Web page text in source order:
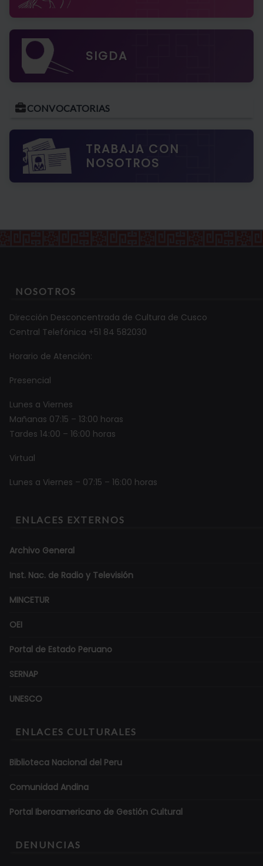
SIGDA
CONVOCATORIAS
TRABAJA CON
NOSOTROS
NOSOTROS
Dirección Desconcentrada de Cultura de Cusco
Central Telefónica +51 84 582030
Horario de Atención:
Presencial
Lunes a Viernes
Mañanas 07:15 – 13:00 horas
Tardes 14:00 – 16:00 horas
Virtual
Lunes a Viernes – 07:15 – 16:00 horas
ENLACES EXTERNOS
Archivo General
Inst. Nac. de Radio y Televisión
MINCETUR
OEI
Portal de Estado Peruano
SERNAP
UNESCO
ENLACES CULTURALES
Biblioteca Nacional del Peru
Comunidad Andina
Portal Iberoamericano de Gestión Cultural
DENUNCIAS